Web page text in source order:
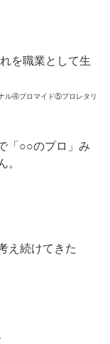
を職業として生
ル④プロマイド⑤プロレタリ
「○○のプロ」み
。
え続けてきた